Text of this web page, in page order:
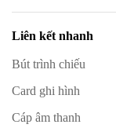
Liên kết nhanh
Bút trình chiếu
Card ghi hình
Cáp âm thanh